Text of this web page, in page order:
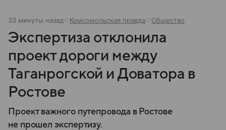
33 минуты назад Комсомольская правда Общество
Экспертиза отклонила
проект дороги между
Таганрогской и Доватора в
Ростове
Проект важного путепровода в Ростове
не прошел экспертизу.